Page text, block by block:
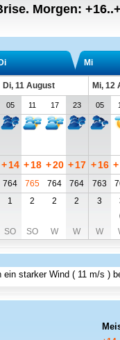
Morgen:
Di Mi
Di, 11 August Mi, 12
05 11 17 23 05
+ 14 + 18 +20 + 17 + 16 +
764 765 764 764 763
1 2 2 2 3
SO SO W W W
ein starker Wind (11 m/s )